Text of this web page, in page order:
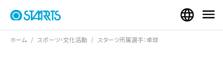
ホーム スポーツ・文化活動 スターツ所属選手：卓球